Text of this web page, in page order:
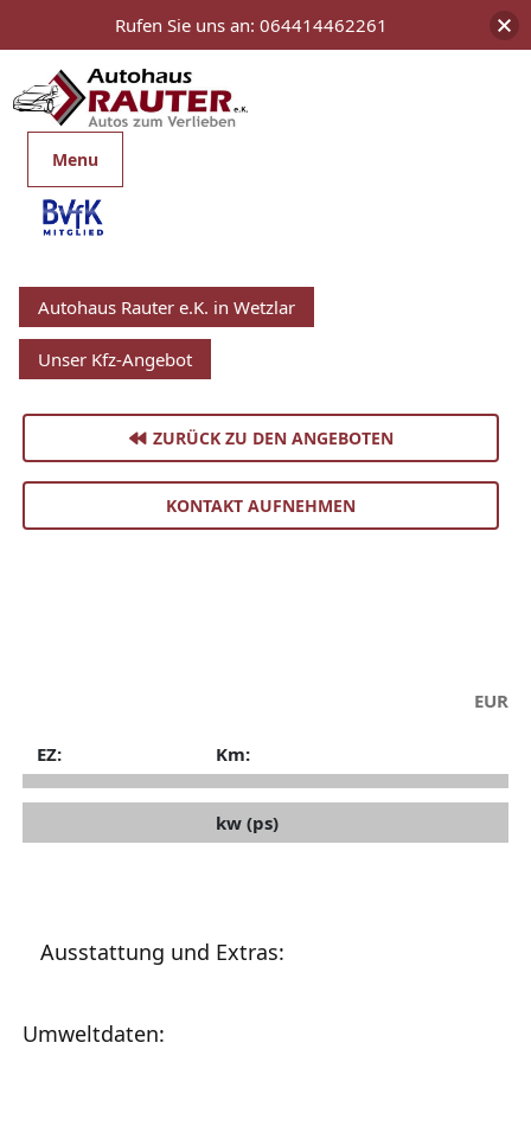
Menu
Autohaus Rauter e.K. in Wetzlar
Unser Kfz-Angebot
ZURÜCK ZU DEN ANGEBOTEN
KONTAKT AUFNEHMEN
EUR
EZ: Km:
kw (ps)
Ausstattung und Extras:
Umweltdaten:
Rufen Sie uns an: 064414462261